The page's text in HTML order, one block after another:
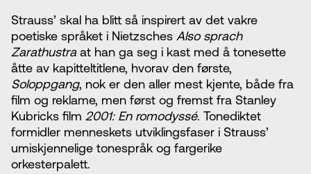
Strauss’ skal ha blitt så inspirert av det vakre
poetiske språket i Nietzsches Also sprach
Zarathustra at han ga seg i kast med å tonesette
åtte av kapitteltitlene, hvorav den første,
Soloppgang, nok er den aller mest kjente, både fra
film og reklame, men først og fremst fra Stanley
Kubricks film 2001: En romodyssé. Tonediktet
formidler menneskets utviklingsfaser i Strauss’
umiskjennelige tonespråk og fargerike
orkesterpalett.